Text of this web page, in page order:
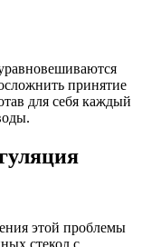
принятие
для себя каждый
этой проблемы
стекол с